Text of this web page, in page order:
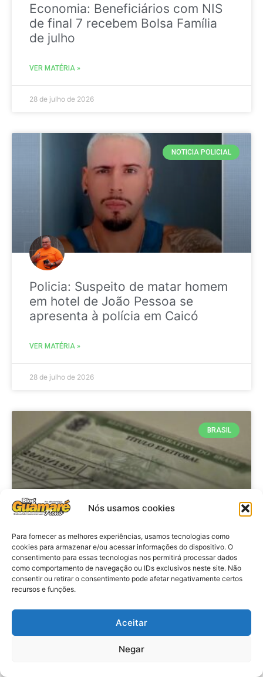
Nós usamos cookies
Para fornecer as melhores experiências, usamos tecnologias como
cookies para armazenar e/ou acessar informações do dispositivo. O
consentimento para essas tecnologias nos permitirá processar dados
como comportamento de navegação ou IDs exclusivos neste site. Não
consentir ou retirar o consentimento pode afetar negativamente certos
recursos e funções.
Aceitar
Negar
Economia: Beneficiários com NIS
de final 7 recebem Bolsa Família
de julho
VER MATÉRIA »
28 de julho de 2026
NOTICIA POLICIAL
Policia: Suspeito de matar homem
em hotel de João Pessoa se
apresenta à polícia em Caicó
VER MATÉRIA »
28 de julho de 2026
BRASIL
Brasil: Policia Federal investiga
753 casos de crimes eleitorais
antes das eleições